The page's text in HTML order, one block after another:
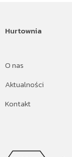
Hurtownia
O nas
Aktualności
Kontakt